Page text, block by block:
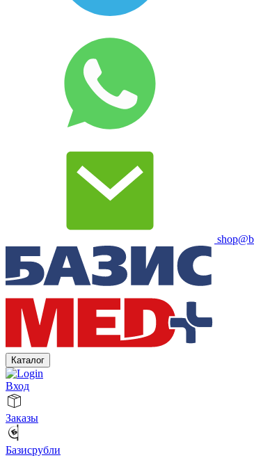
Каталог
Вход
Заказы
Базисрубли